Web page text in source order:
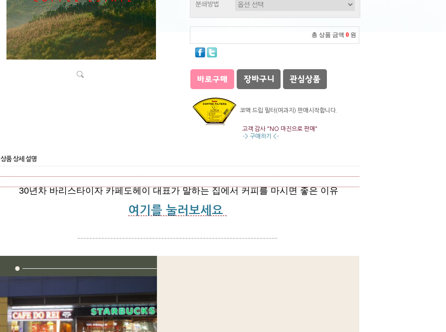
분쇄방법
총 상품 금액 0 원
코맥 드립 필터(여과지) 판매시작합니다.
고객 감사 "NO 마진으로 판매"
-> 구매하기 <-
상품 상세 설명
30년차 바리스타이자 카페도헤이 대표가 말하는 집에서 커피를 마시면 좋은 이유
여기를 눌러보세요
-------------------------------------------------------------------